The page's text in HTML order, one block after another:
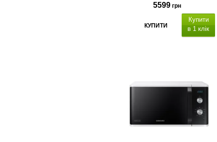
5599 грн
КУПИТИ
Купити
в 1 клік